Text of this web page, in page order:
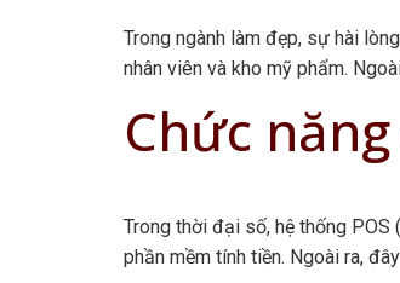
Trong ngành làm đẹp, sự hài
nhân viên và kho mỹ phẩm.
Chức
Trong thời đại số, hệ thống POS
phần mềm tính tiền. Ngoài ra,